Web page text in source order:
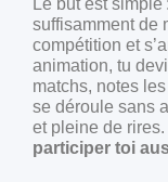
Le but est
suffisamment de
compétition et
animation, tu
matchs, notes
se déroule sans
et pleine de
participer toi